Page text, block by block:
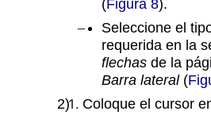
(Figura 8).
Seleccione el
requerida en la
flechas de la
Barra lateral(
Coloque el cursor